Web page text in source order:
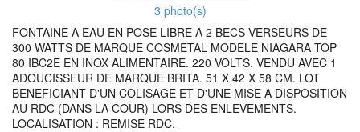
3 photo(s)
FONTAINE A EAU EN POSE LIBRE A 2 BECS VERSEURS DE
300 WATTS DE MARQUE COSMETAL MODELE NIAGARA TOP
80 IBC2E EN INOX ALIMENTAIRE. 220 VOLTS. VENDU AVEC 1
ADOUCISSEUR DE MARQUE BRITA. 51 X 42 X 58 CM. LOT
BENEFICIANT D'UN COLISAGE ET D'UNE MISE A DISPOSITION
AU RDC (DANS LA COUR) LORS DES ENLEVEMENTS.
LOCALISATION : REMISE RDC.